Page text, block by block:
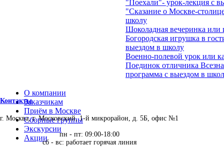
"Поехали"- урок-лекция с
"Сказание о Москве-
школу
Шоколадная вечеринка или
Богородская игрушка в
выездом в школу
Военно-полевой урок или
Поединок отличника
программа с выездом в
Контакты
г. Москва, г. Московский, 1-й микрорайон, д. 5Б, офис №1
пн - пт: 09:00-18:00
сб - вс: работает горячая линия
О компании
Заказчикам
Приём в Москве
Сборные группы
Экскурсии
Акции